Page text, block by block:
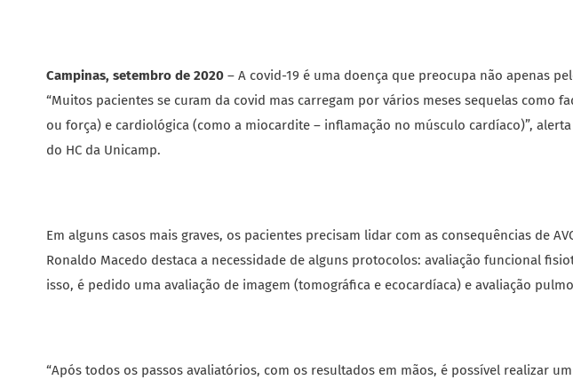
Campinas, setembro de 2020 – A covid-19 é uma doença que preocupa não apenas
“Muitos pacientes se curam da covid mas carregam por vários meses sequelas
ou força) e cardiológica (como a miocardite – inflamação no músculo cardíaco)”,
do HC da Unicamp.
Em alguns casos mais graves, os pacientes precisam lidar com as consequências de
Ronaldo Macedo destaca a necessidade de alguns protocolos: avaliação funcional
isso, é pedido uma avaliação de imagem (tomográfica e ecocardíaca) e avaliação
“Após todos os passos avaliatórios, com os resultados em mãos, é possível realizar